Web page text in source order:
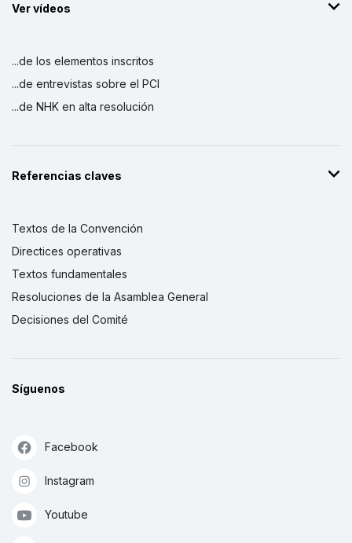
Ver vídeos
...de los elementos inscritos
...de entrevistas sobre el PCI
...de NHK en alta resolución
Referencias claves
Textos de la Convención
Directices operativas
Textos fundamentales
Resoluciones de la Asamblea General
Decisiones del Comité
Síguenos
Facebook
Instagram
Youtube